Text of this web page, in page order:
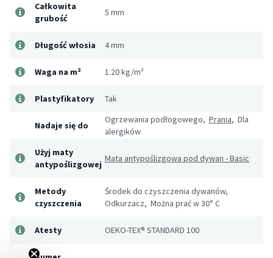
Całkowita
grubość
5 mm
Długość włosia 4 mm
Waga na m² 1.20 kg/m²
Plastyfikatory Tak
Nadaje się do
Ogrzewania podłogowego, Prania, Dla
alergików
Użyj maty
antypoślizgowej
Mata antypoślizgowa pod dywan - Basic
Metody
czyszczenia
Środek do czyszczenia dywanów,
Odkurzacz, Można prać w 30° C
Atesty OEKO-TEX® STANDARD 100